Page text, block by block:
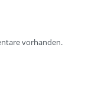
vorhanden.